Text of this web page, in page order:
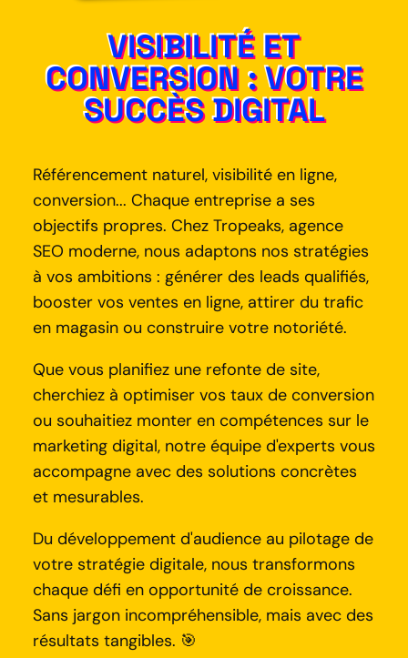
VISIBILITÉ ET
CONVERSION : VOTRE
SUCCÈS DIGITAL
Référencement naturel, visibilité en ligne,
conversion... Chaque entreprise a ses
objectifs propres. Chez Tropeaks, agence
SEO moderne, nous adaptons nos stratégies
à vos ambitions : générer des leads qualifiés,
booster vos ventes en ligne, attirer du trafic
en magasin ou construire votre notoriété.
Que vous planifiez une refonte de site,
cherchiez à optimiser vos taux de conversion
ou souhaitiez monter en compétences sur le
marketing digital, notre équipe d'experts vous
accompagne avec des solutions concrètes
et mesurables.
Du développement d'audience au pilotage de
votre stratégie digitale, nous transformons
chaque défi en opportunité de croissance.
Sans jargon incompréhensible, mais avec des
résultats tangibles. 🎯